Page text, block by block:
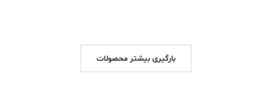
بارگیری بیشتر محصولات